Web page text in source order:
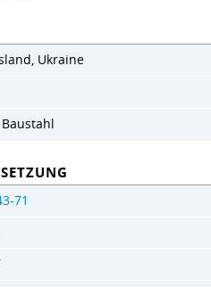
Ukraine
71